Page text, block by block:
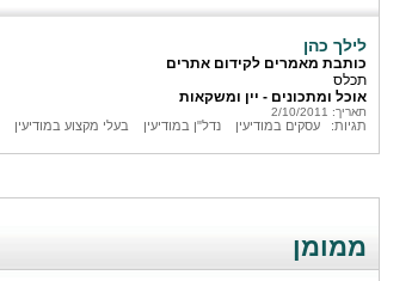
לילך כהן
כותבת מאמרים לקידום אתרים
תכלס
אוכל ומתכונים - יין ומשקאות
תאריך: 2/10/2011
תגיות:עסקים במודיעין נדל"ן במודיעין בעלי מקצוע במודיעין
ממומן